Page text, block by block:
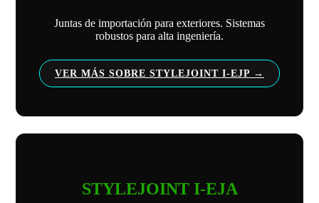
Juntas de importación para exteriores. Sistemas
robustos para alta ingeniería.
VER MÁS SOBRE STYLEJOINT I-EJP
STYLEJOINT I-EJA